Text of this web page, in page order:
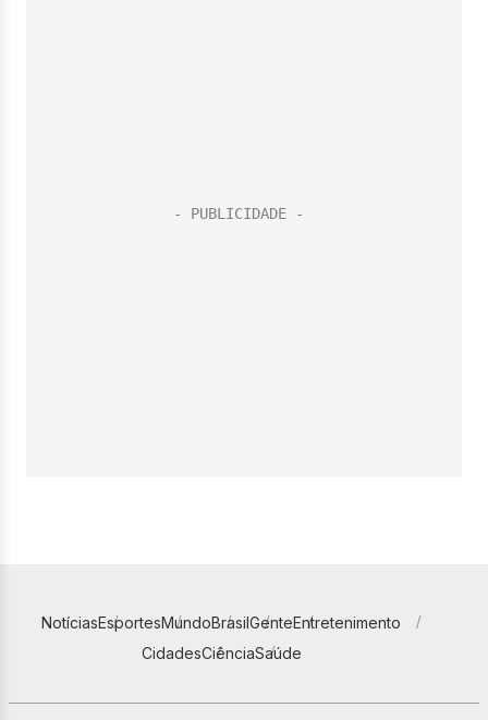
NotíciasEsportesMundoBrasilGenteEntretenimento
CidadesCiênciaSaúde